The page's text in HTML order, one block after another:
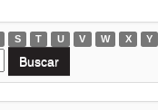
S T U V W X Y